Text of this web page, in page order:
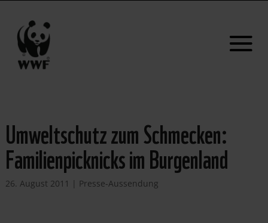
Umweltschutz zum Schmecken:
Familienpicknicks im Burgenland
26. August 2011 | Presse-Aussendung